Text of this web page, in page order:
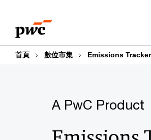
content
footer
首頁 數位市集 Emissions
A PwC Product